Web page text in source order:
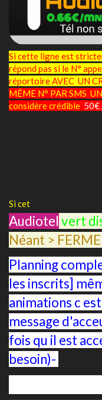
Si cette ligne est
répond pas si le N°
réportoire AVEC UN
MÊME N° PAR SMS
considère crédible 50€
Si cet
Audiotel vert
Néant > FERME
Planning
les inscrits]
animations c
message
fois qu il est
besoin)-